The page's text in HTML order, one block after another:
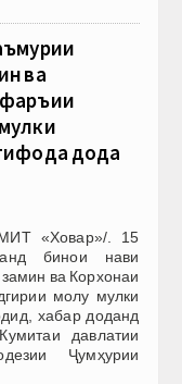
ва
дода
«Ховар»/. 15
бинои нави
ва Корхонаи
молу мулки
хабар доданд
давлатии
Ҷумҳурии